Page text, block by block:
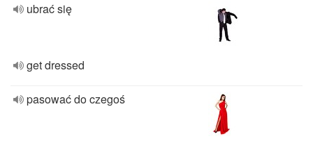
ubrać się
get dressed
pasować do czegoś